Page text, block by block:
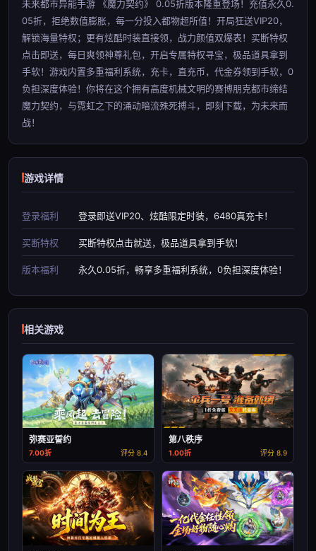
未来都市异能手游 《魔力契约》 0.05折版本隆重登场！充值永久0.
05折，拒绝数值膨胀，每一分投入都物超所值！开局狂送VIP20，
解锁海量特权；更有炫酷时装直接领，战力颜值双爆表！买断特权
点击即送，每日爽领神尊礼包，开启专属特权寻宝，极品道具拿到
手软！游戏内置多重福利系统，充卡，直充币，代金券领到手软，0
负担深度体验！你将在这个拥有高度机械文明的赛博朋克都市缔结
魔力契约，与霓虹之下的涌动暗流殊死搏斗，即刻下载，为未来而
战！
游戏详情
登录福利 登录即送VIP20、炫酷限定时装，6480真充卡！
买断特权 买断特权点击就送，极品道具拿到手软！
版本福利 永久0.05折，畅享多重福利系统，0负担深度体验！
相关游戏
弥赛亚誓约
7.00折 评分 8.4
第八秩序
1.00折 评分 8.9